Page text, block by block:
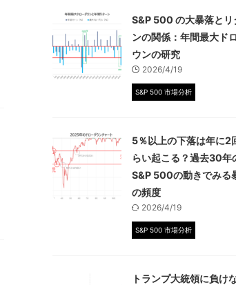
S&P 500 の大暴落とリ
ンの関係：年間最大ド
ウンの研究
2026/4/19
S&P 500 市場分析
5％以上の下落は年に2
らい起こる？過去30年
S&P 500の動きでみる
の頻度
2026/4/19
S&P 500 市場分析
トランプ大統領に負け